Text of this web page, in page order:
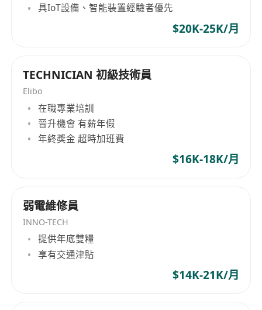
具IoT設備、智能裝置經驗者優先
$20K-25K/月
TECHNICIAN 初級技術員
Elibo
在職專業培訓
晉升機會 有薪年假
年終獎金 超時加班費
$16K-18K/月
弱電維修員
INNO-TECH
提供年底雙糧
享有交通津貼
$14K-21K/月